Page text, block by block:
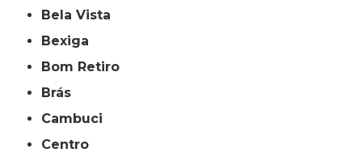
Bela Vista
Bexiga
Bom Retiro
Brás
Cambuci
Centro